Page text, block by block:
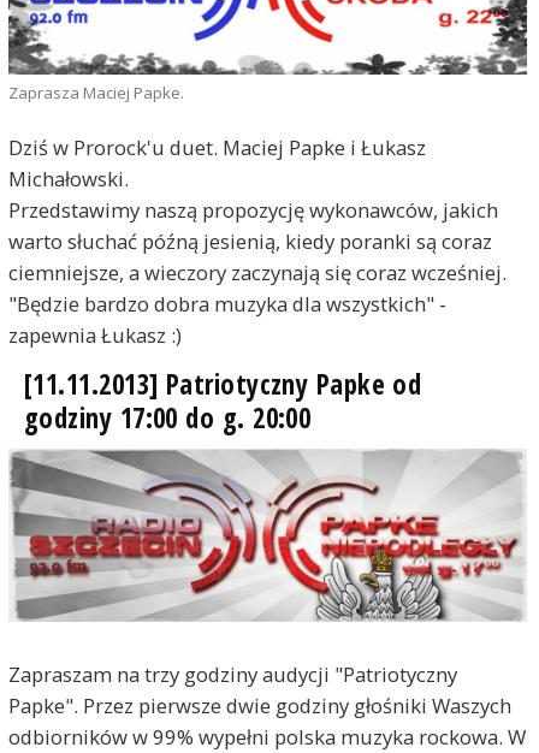
Zaprasza Maciej Papke.
Dziś w Prorock'u duet. Maciej Papke i Łukasz
Michałowski.
Przedstawimy naszą propozycję wykonawców, jakich
warto słuchać późną jesienią, kiedy poranki są coraz
ciemniejsze, a wieczory zaczynają się coraz wcześniej.
"Będzie bardzo dobra muzyka dla wszystkich" -
zapewnia Łukasz :)
[11.11.2013] Patriotyczny Papke od
godziny 17:00 do g. 20:00
Zapraszam na trzy godziny audycji "Patriotyczny
Papke". Przez pierwsze dwie godziny głośniki Waszych
odbiorników w 99% wypełni polska muzyka rockowa. W